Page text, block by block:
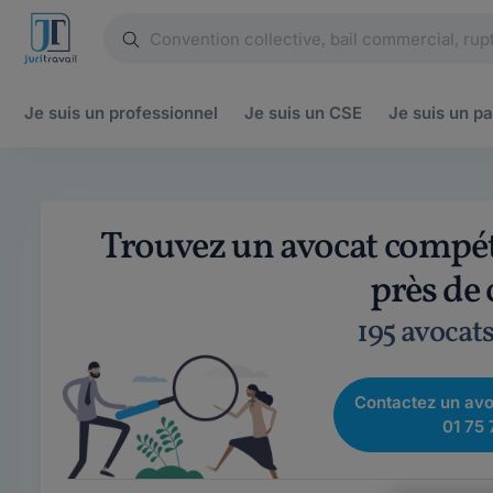
Je suis un professionnel Je suis un CSE Je suis un
Trouvez un avocat
près de
195
Contactez un
01 75